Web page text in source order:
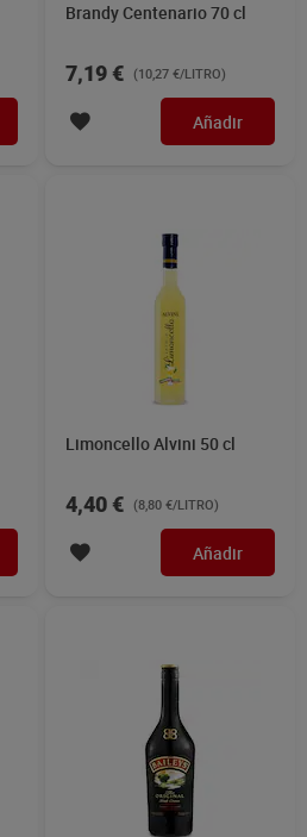
Brandy Centenario 70 cl
7,19 € (10,27 €/LITRO)
Añadir
Limoncello Alvini 50 cl
4,40 € (8,80 €/LITRO)
Añadir